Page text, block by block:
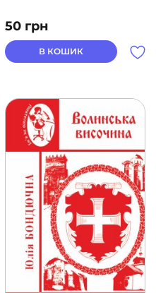
50 грн
В КОШИК